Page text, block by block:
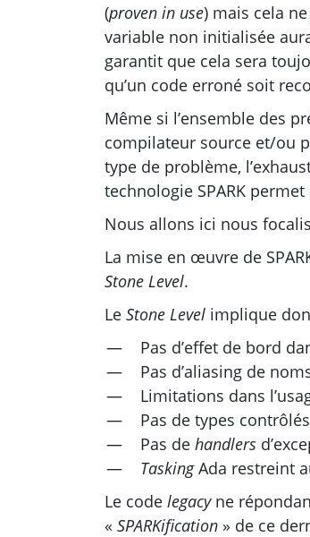
(proven in use) mais cela
variable non initialisée
garantit que cela sera
qu’un code erroné soit
Même si l’ensemble des
compilateur source et/ou
type de problème,
technologie SPARK permet
Nous allons ici nous
La mise en œuvre de
Stone Level.
Le Stone Level implique
Pas d’effet de bord
Pas d’aliasing de
Limitations dans
Pas de types
Pas de handlers
TaskingAda restreint
Le code legacyne
« SPARKification » de ce